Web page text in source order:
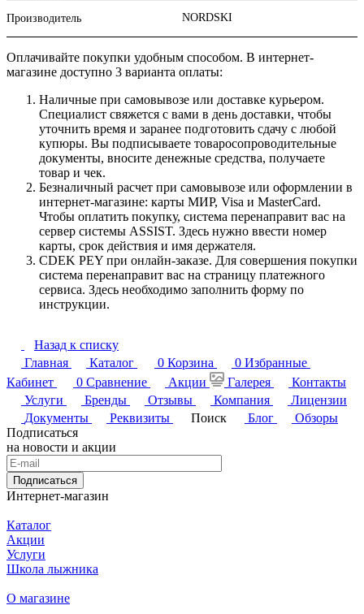
Производитель NORDSKI
Оплачивайте покупки удобным способом. В интернет-
магазине доступно 3 варианта оплаты:
Наличные при самовывозе или доставке курьером.
Специалист свяжется с вами в день доставки, чтобы
уточнить время и заранее подготовить сдачу с любой
купюры. Вы подписываете товаросопроводительные
документы, вносите денежные средства, получаете
товар и чек.
Безналичный расчет при самовывозе или оформлении в
интернет-магазине: карты МИР, Visa и MasterCard.
Чтобы оплатить покупку, система перенаправит вас на
сервер системы ASSIST. Здесь нужно ввести номер
карты, срок действия и имя держателя.
CDEK PEY при онлайн-заказе. Для совершения покупки
система перенаправит вас на страницу платежного
сервиса. Здесь необходимо заполнить форму по
инструкции.
Назад к списку
Главная
Каталог 0 Корзина 0 Избранные
Кабинет
0 Сравнение Акции Галерея
Контакты
Услуги
Бренды Отзывы Компания
Лицензии
Документы
Реквизиты Поиск Блог
Обзоры
Подписаться
на новости и акции
Подписаться
Интернет-магазин
Каталог
Акции
Услуги
Школа лыжника
О магазине